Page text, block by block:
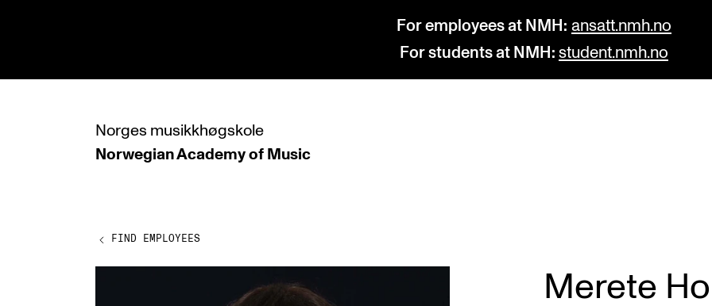
For employees at NMH: ansatt.nmh.no
For students at NMH: student.nmh.no
Norges musikkhøgskole
Norwegian Academy of Music
PROGRAMMES
Undergraduate Programmes
Graduate Programmes The Library
Departments and Disciplines
FIND EMPLOYEES
Merete